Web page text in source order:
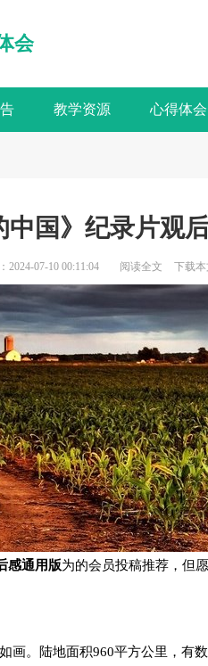
会
教学资源 心得体会
中国》纪录片观
2024-07-10 00:11:04 阅读全文 下载本
感通用版为的会员投稿推荐，但
画。陆地面积960平方公里，有